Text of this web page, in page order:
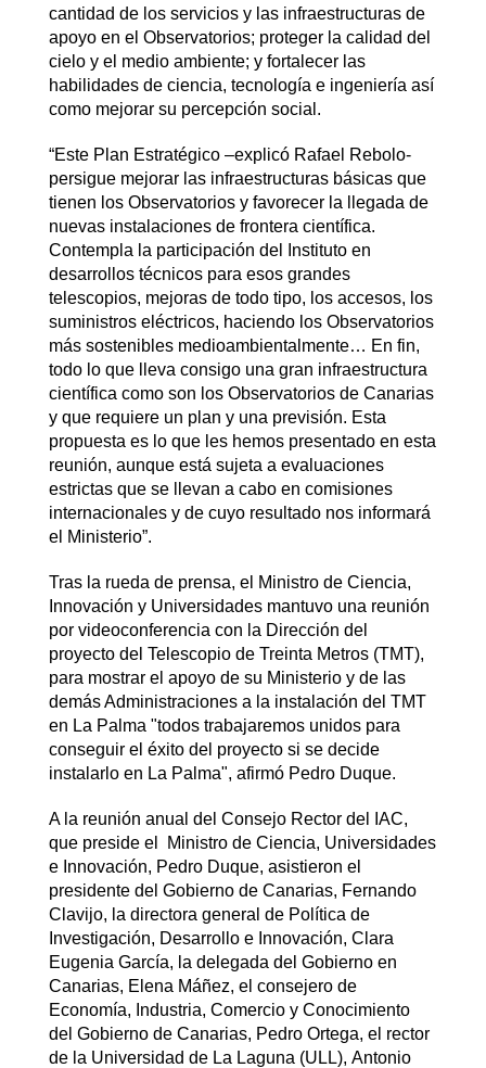
cantidad de los servicios y las infraestructuras de
apoyo en el Observatorios; proteger la calidad del
cielo y el medio ambiente; y fortalecer las
habilidades de ciencia, tecnología e ingeniería así
como mejorar su percepción social.
“Este Plan Estratégico –explicó Rafael Rebolo-
persigue mejorar las infraestructuras básicas que
tienen los Observatorios y favorecer la llegada de
nuevas instalaciones de frontera científica.
Contempla la participación del Instituto en
desarrollos técnicos para esos grandes
telescopios, mejoras de todo tipo, los accesos, los
suministros eléctricos, haciendo los Observatorios
más sostenibles medioambientalmente… En fin,
todo lo que lleva consigo una gran infraestructura
científica como son los Observatorios de Canarias
y que requiere un plan y una previsión. Esta
propuesta es lo que les hemos presentado en esta
reunión, aunque está sujeta a evaluaciones
estrictas que se llevan a cabo en comisiones
internacionales y de cuyo resultado nos informará
el Ministerio”.
Tras la rueda de prensa, el Ministro de Ciencia,
Innovación y Universidades mantuvo una reunión
por videoconferencia con la Dirección del
proyecto del Telescopio de Treinta Metros (TMT),
para mostrar el apoyo de su Ministerio y de las
demás Administraciones a la instalación del TMT
en La Palma "todos trabajaremos unidos para
conseguir el éxito del proyecto si se decide
instalarlo en La Palma", afirmó Pedro Duque.
A la reunión anual del Consejo Rector del IAC,
que preside el Ministro de Ciencia, Universidades
e Innovación, Pedro Duque, asistieron el
presidente del Gobierno de Canarias, Fernando
Clavijo, la directora general de Política de
Investigación, Desarrollo e Innovación, Clara
Eugenia García, la delegada del Gobierno en
Canarias, Elena Máñez, el consejero de
Economía, Industria, Comercio y Conocimiento
del Gobierno de Canarias, Pedro Ortega, el rector
de la Universidad de La Laguna (ULL), Antonio